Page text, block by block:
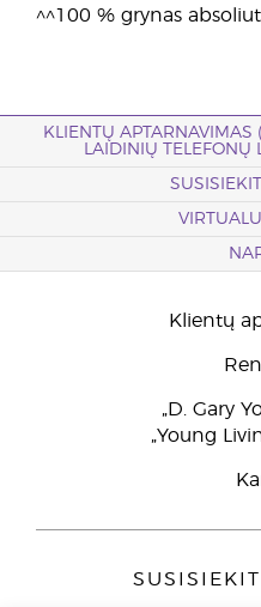
^^100 % grynas
KLIENTŲ
LAIDINIŲ
Klientų
„D. Gary
„Young